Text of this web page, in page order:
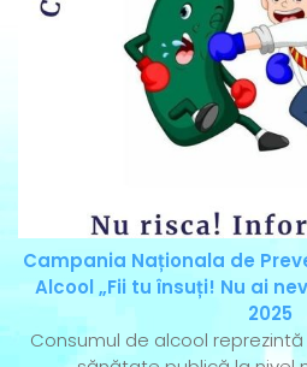
Campania Naționala de
Alcool „Fii tu însuți! Nu ai
2025
Consumul de alcool